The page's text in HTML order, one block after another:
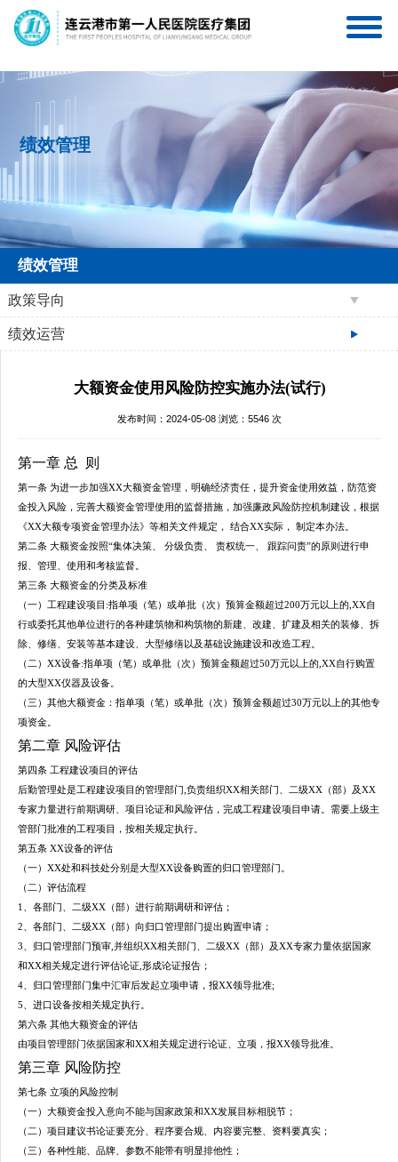
连一医医疗集团服务号
绩效管理
绩效管理
政策导向
绩效运营
大额资金使用风险防控实施办法(试行)
发布时间：2024-05-08 浏览：5546 次
第一章 总 则
第一条 为进一步加强XX大额资金管理，明确经济责任，提升资金使用效益，防范资
金投入风险，完善大额资金管理使用的监督措施，加强廉政风险防控机制建设，根据
《XX大额专项资金管理办法》等相关文件规定， 结合XX实际， 制定本办法。
第二条 大额资金按照“集体决策、 分级负责、责权统一、 跟踪问责”的原则进行申
报、管理、使用和考核监督。
第三条 大额资金的分类及标准
（一）工程建设项目:指单项（笔）或单批（次）预算金额超过200万元以上的,XX自
行或委托其他单位进行的各种建筑物和构筑物的新建、改建、扩建及相关的装修、拆
除、修缮、安装等基本建设、大型修缮以及基础设施建设和改造工程。
（二）XX设备:指单项（笔）或单批（次）预算金额超过50万元以上的,XX自行购置
的大型XX仪器及设备。
（三）其他大额资金：指单项（笔）或单批（次）预算金额超过30万元以上的其他专
项资金。
第二章 风险评估
第四条 工程建设项目的评估
后勤管理处是工程建设项目的管理部门,负责组织XX相关部门、二级XX（部）及XX
专家力量进行前期调研、项目论证和风险评估，完成工程建设项目申请。需要上级主
管部门批准的工程项目，按相关规定执行。
第五条 XX设备的评估
（一）XX处和科技处分别是大型XX设备购置的归口管理部门。
（二）评估流程
1、各部门、二级XX（部）进行前期调研和评估；
2、各部门、二级XX（部）向归口管理部门提出购置申请；
3、归口管理部门预审,并组织XX相关部门、二级XX（部）及XX专家力量依据国家
和XX相关规定进行评估论证,形成论证报告；
4、归口管理部门集中汇审后发起立项申请，报XX领导批准;
5、进口设备按相关规定执行。
第六条 其他大额资金的评估
由项目管理部门依据国家和XX相关规定进行论证、立项，报XX领导批准。
第三章 风险防控
第七条 立项的风险控制
（一）大额资金投入意向不能与国家政策和XX发展目标相脱节；
（二）项目建议书论证要充分、程序要合规、内容要完整、资料要真实；
（三）各种性能、品牌、参数不能带有明显排他性；